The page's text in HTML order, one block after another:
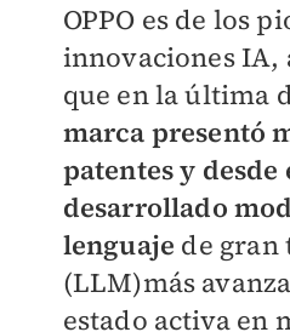
OPPO es de los
innovaciones IA,
que en la última
marca presentó
patentes y desde
desarrollado
lenguaje de gran
(LLM)más
estado activa en